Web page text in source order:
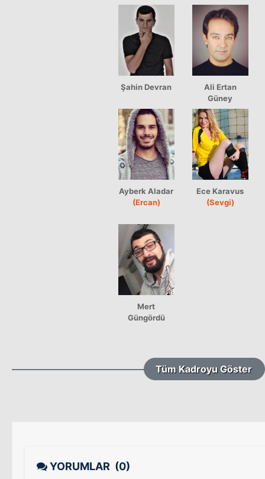
Şahin Devran
Ali Ertan
Güney
Ayberk Aladar
(Ercan)
Ece Karavus
(Sevgi)
Mert
Güngördü
Tüm Kadroyu Göster
YORUMLAR (0)